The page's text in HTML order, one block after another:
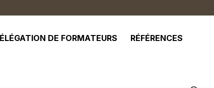
DE FORMATEURS RÉFÉRENCES